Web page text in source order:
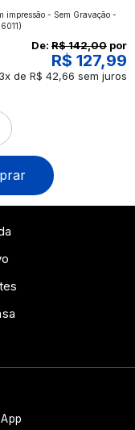
FuturaIM? Então,
para você!
impressão - Sem Gravação -
De: R$ 142,00 por
R$ 127,99
de R$ 42,66 sem juros